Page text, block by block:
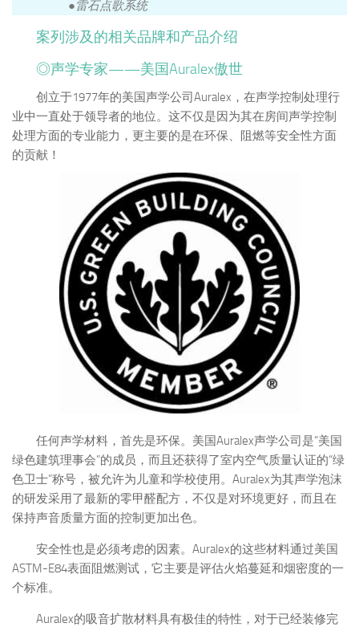
●雷石点歌系统
案列涉及的相关品牌和产品介绍
◎声学专家——美国Auralex傲世
创立于1977年的美国声学公司Auralex，在声学控制处理行
业中一直处于领导者的地位。这不仅是因为其在房间声学控制
处理方面的专业能力，更主要的是在环保、阻燃等安全性方面
的贡献！
任何声学材料，首先是环保。美国Auralex声学公司是“美国
绿色建筑理事会”的成员，而且还获得了室内空气质量认证的“绿
色卫士”称号，被允许为儿童和学校使用。Auralex为其声学泡沫
的研发采用了最新的零甲醛配方，不仅是对环境更好，而且在
保持声音质量方面的控制更加出色。
安全性也是必须考虑的因素。Auralex的这些材料通过美国
ASTM-E84表面阻燃测试，它主要是评估火焰蔓延和烟密度的一
个标准。
Auralex的吸音扩散材料具有极佳的特性，对于已经装修完